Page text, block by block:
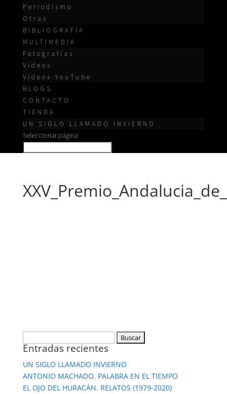
Periodismo
Otras
BIBLIOGRAFÍA
MULTIMEDIA
Fotografías
Vídeos
Vídeos YouTube
BLOGS
CONTACTO
TIENDA
UN SIGLO LLAMADO INVIERNO
Seleccionar página
Entradas recientes
UN SIGLO LLAMADO INVIERNO
ANTONIO MACHADO. PALABRA EN EL TIEMPO
EL OJO DEL HURACÁN. RELATOS (1979-2020)